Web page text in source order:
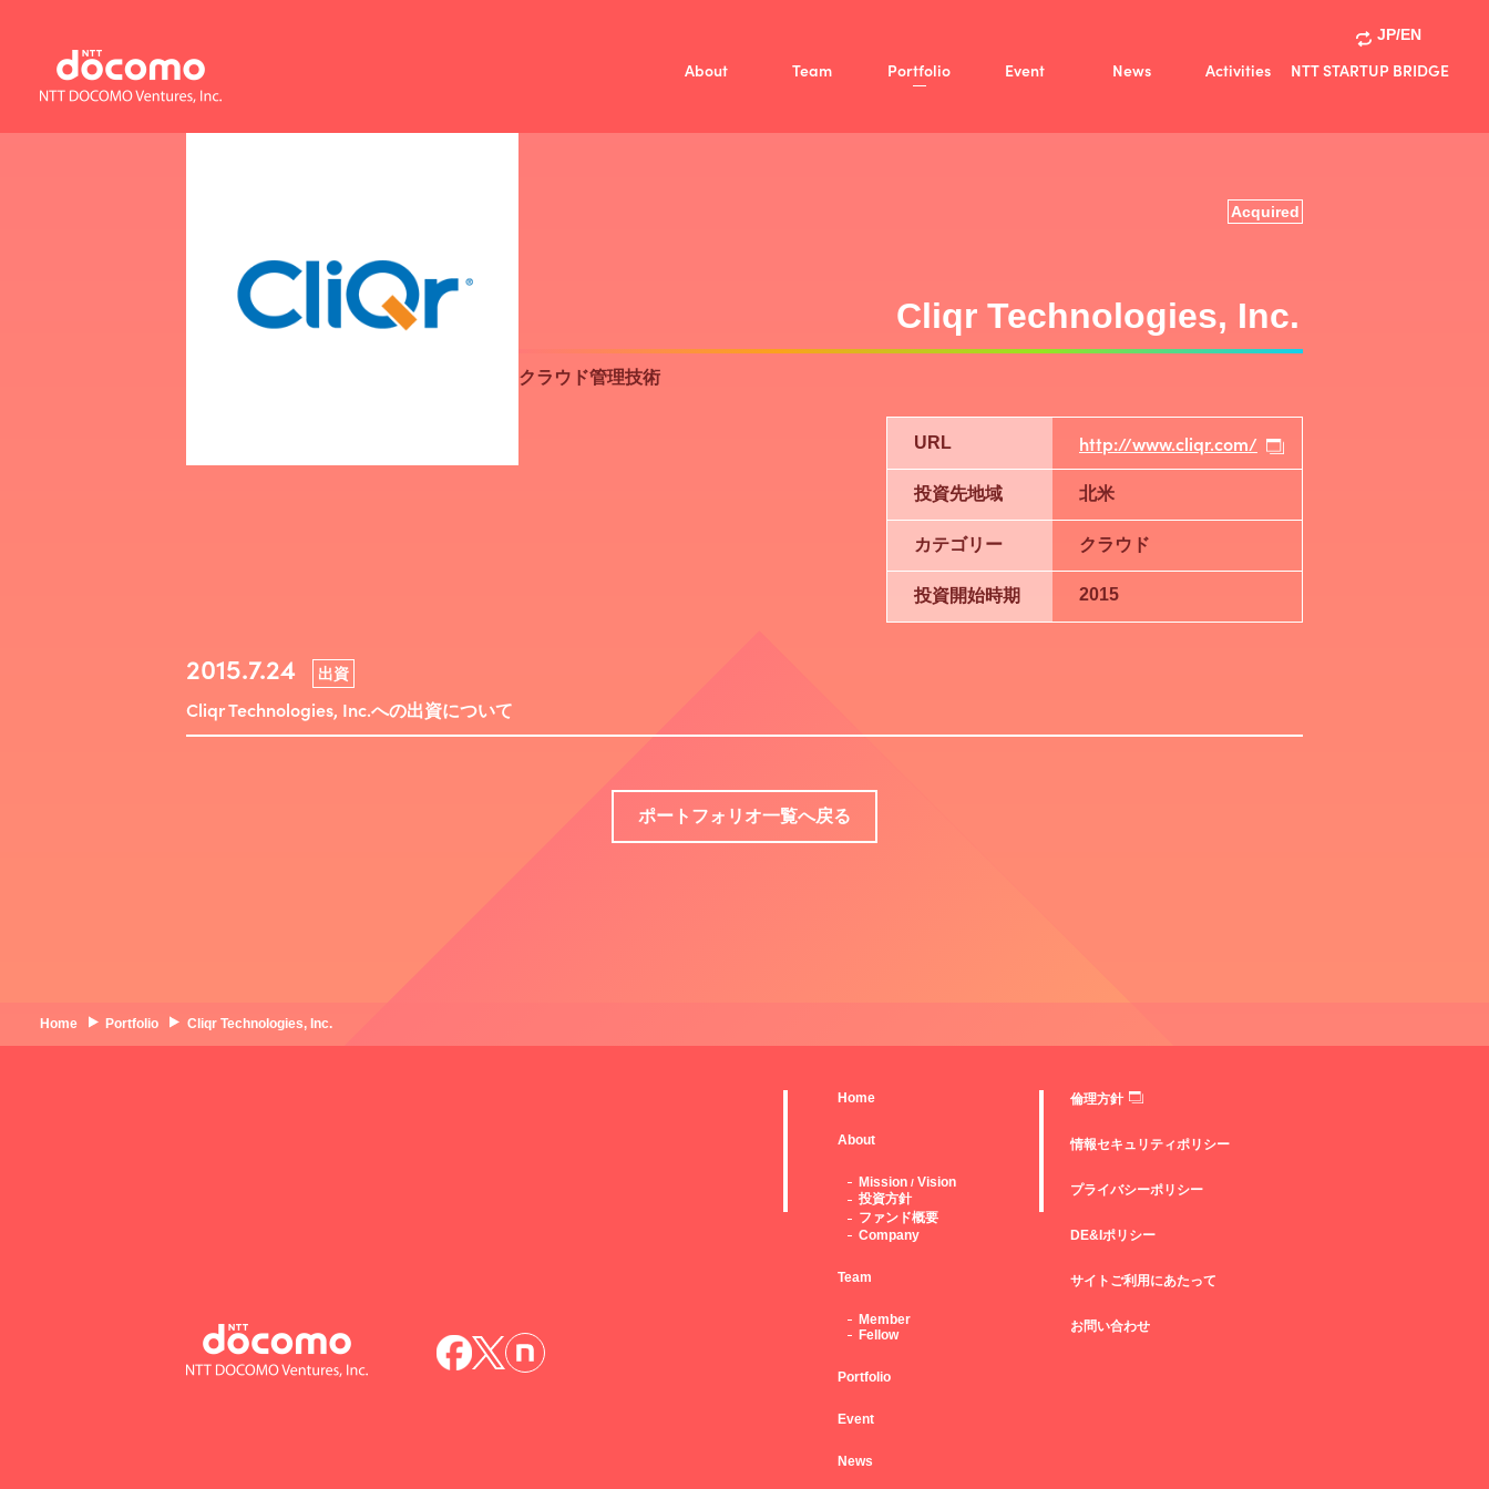
JP/EN
About
Team
Portfolio Event News
Activities
NTT STARTUP BRIDGE
Acquired
Cliqr Technologies, Inc.
クラウド管理技術
URL http://www.cliqr.com/
投資先地域 北米
カテゴリー クラウド
投資開始時期 2015
2015.7.24 出資
Cliqr Technologies, Inc.への出資について
ポートフォリオ一覧へ戻る
Home Portfolio Cliqr Technologies, Inc.
Home
About
Mission / Vision
投資方針
ファンド概要
Company
Team
Member
Fellow
Portfolio
Event
News
倫理方針
情報セキュリティポリシー
プライバシーポリシー
DE&Iポリシー
サイトご利用にあたって
お問い合わせ